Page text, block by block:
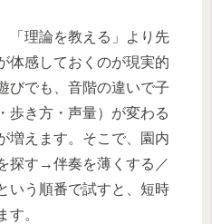
「理論を教える」より先
体感しておくのが現実的
びでも、音階の違いで子
歩き方・声量）が変わる
増えます。そこで、園内
探す→伴奏を薄くする／
いう順番で試すと、短時
す。